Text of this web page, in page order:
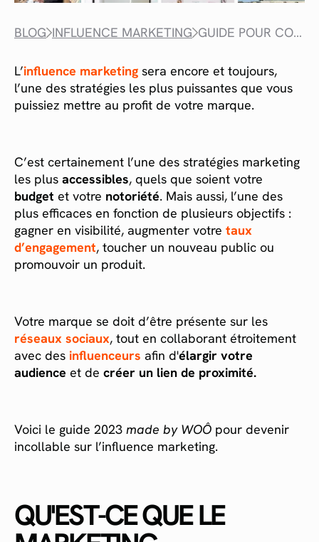
BLOG INFLUENCE MARKETING GUIDE POUR COMPRENDRE L’INFLUENCE MARKETING
L’influence marketing sera encore et toujours,
l’une des stratégies les plus puissantes que vous
puissiez mettre au profit de votre marque.
C’est certainement l’une des stratégies marketing
les plus accessibles, quels que soient votre
budget et votre notoriété. Mais aussi, l’une des
plus efficaces en fonction de plusieurs objectifs :
gagner en visibilité, augmenter votre taux
d’engagement, toucher un nouveau public ou
promouvoir un produit.
Votre marque se doit d’être présente sur les
réseaux sociaux, tout en collaborant étroitement
avec des influenceurs afin d'élargir votre
audience et de créer un lien de proximité.
Voici le guide 2023 made by WOÔ pour devenir
incollable sur l’influence marketing.
QU'EST-CE QUE LE